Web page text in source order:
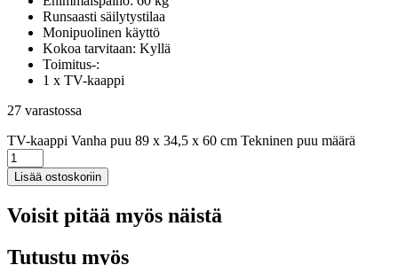
Runsaasti säilytystilaa
Monipuolinen käyttö
Kokoa tarvitaan: Kyllä
Toimitus-:
1 x TV-kaappi
27 varastossa
TV-kaappi Vanha puu 89 x 34,5 x 60 cm Tekninen puu määrä
Lisää ostoskoriin
Voisit pitää myös näistä
Tutustu myös